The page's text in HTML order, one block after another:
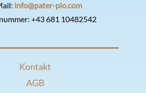
info@pater-pio.com
+43 681 10482542
Kontakt
AGB